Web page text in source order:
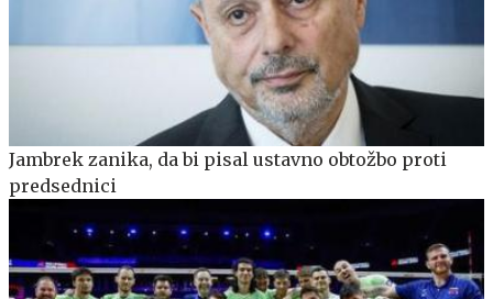
Jambrek zanika, da bi pisal ustavno obtožbo proti
predsednici